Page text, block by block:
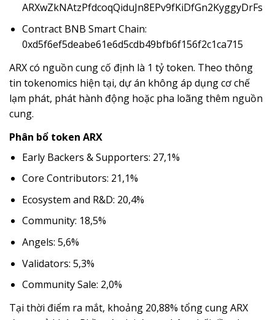
ARXwZkNAtzPfdcoqQiduJn8EPv9fKiDfGn2KyggyDrFs
Contract BNB Smart Chain:
0xd5f6ef5deabe61e6d5cdb49bfb6f156f2c1ca715
ARX có nguồn cung cố định là 1 tỷ token. Theo thông
tin tokenomics hiện tại, dự án không áp dụng cơ chế
lạm phát, phát hành động hoặc pha loãng thêm nguồn
cung.
Phân bổ token ARX
Early Backers & Supporters: 27,1%
Core Contributors: 21,1%
Ecosystem and R&D: 20,4%
Community: 18,5%
Angels: 5,6%
Validators: 5,3%
Community Sale: 2,0%
Tại thời điểm ra mắt, khoảng 20,88% tổng cung ARX